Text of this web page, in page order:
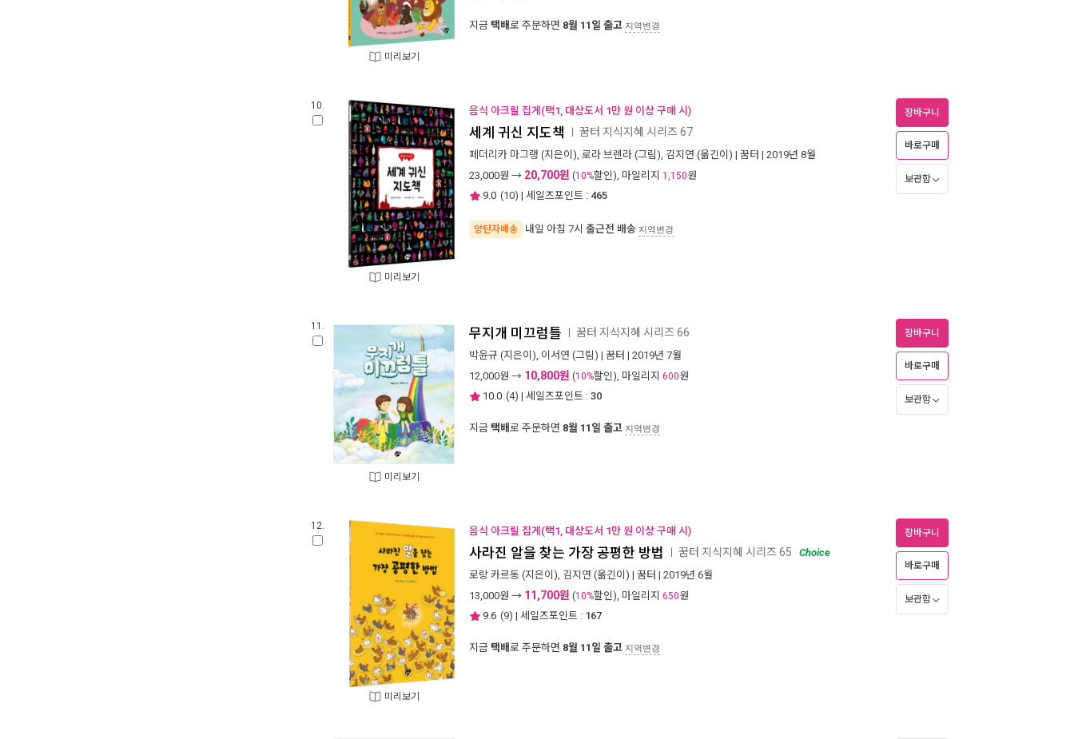
미리보기
지금 택배로 주문하면 8월 11일 출고 지역변경
10.
미리보기
음식 아크릴 집게(택1, 대상도서 1만 원 이상 구매 시)
세계 귀신 지도책 꿈터 지식지혜 시리즈 67
페더리카 마그랭 (지은이), 로라 브렌라 (그림), 김지연 (옮긴이) | 꿈터 | 2019년 8월
23,000원 → 20,700원 (10%할인), 마일리지 1,150원
9.0 (10) | 세일즈포인트 : 465
양탄자배송 내일 아침 7시 출근전 배송 지역변경
장바구니
바로구매
보관함
11.
미리보기
무지개 미끄럼틀 꿈터 지식지혜 시리즈 66
박윤규 (지은이), 이서연 (그림) | 꿈터 | 2019년 7월
12,000원 → 10,800원 (10%할인), 마일리지 600원
10.0 (4) | 세일즈포인트 : 30
지금 택배로 주문하면 8월 11일 출고 지역변경
장바구니
바로구매
보관함
12.
미리보기
음식 아크릴 집게(택1, 대상도서 1만 원 이상 구매 시)
사라진 알을 찾는 가장 공평한 방법 꿈터 지식지혜 시리즈 65
Choice
로랑 카르동 (지은이), 김지연 (옮긴이) | 꿈터 | 2019년 6월
13,000원 → 11,700원 (10%할인), 마일리지 650원
9.6 (9) | 세일즈포인트 : 167
지금 택배로 주문하면 8월 11일 출고 지역변경
장바구니
바로구매
보관함